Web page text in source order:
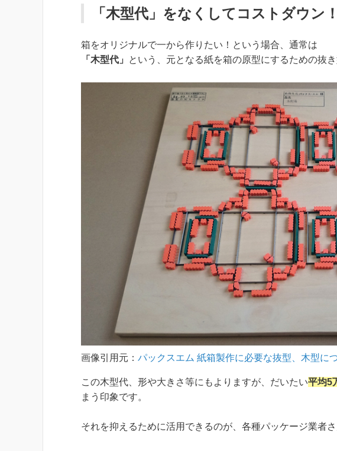
「木型代」をなくしてコストダウン！
箱をオリジナルで一から作りたい！という場合、通常は
「木型代」
という、元となる紙を箱の原型にするための抜
画像引用元： パックスエム 紙箱製作に必要な抜型、木型に
この木型代、形や大きさ等にもよりますが、だいたい平均5
まう印象です。
それを抑えるために活用できるのが、各種パッケージ業者